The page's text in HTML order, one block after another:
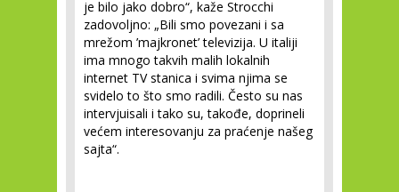
je bilo jako dobro“, kaže Strocchi
zadovoljno: „Bili smo povezani i sa
mrežom ’majkronet’ televizija. U italiji
ima mnogo takvih malih lokalnih
internet TV stanica i svima njima se
svidelo to što smo radili. Često su nas
intervjuisali i tako su, takođe, doprineli
većem interesovanju za praćenje našeg
sajta“.